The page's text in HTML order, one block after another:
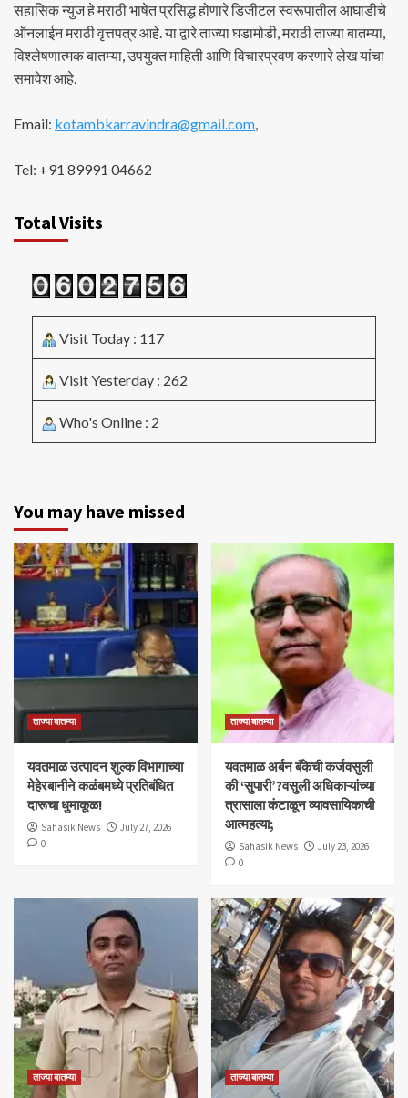
सहासिक न्युज हे मराठी भाषेत प्रसिद्ध होणारे डिजीटल स्वरूपातील आघाडीचे
ऑनलाईन मराठी वृत्तपत्र आहे. या द्वारे ताज्या घडामोडी, मराठी ताज्या बातम्या,
विश्लेषणात्मक बातम्या, उपयुक्त माहिती आणि विचारप्रवण करणारे लेख यांचा
समावेश आहे.
Email: kotambkarravindra@gmail.com,
Tel: +91 89991 04662
Total Visits
Visit Today : 117
Visit Yesterday : 262
Who's Online : 2
You may have missed
ताज्या बातम्या
यवतमाळ उत्पादन शुल्क विभागाच्या
मेहेरबानीने कळंबमध्ये प्रतिबंधित
दारूचा धुमाकूळ!
Sahasik News
July 27, 2026
0
ताज्या बातम्या
​यवतमाळ अर्बन बँकेची कर्जवसुली
की ‘सुपारी’?वसुली अधिकाऱ्यांच्या
त्रासाला कंटाळून व्यावसायिकाची
आत्महत्या;
Sahasik News
July 23, 2026
0
ताज्या बातम्या ताज्या बातम्या